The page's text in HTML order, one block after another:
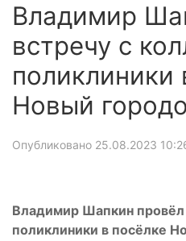
Владимир
встречу с
поликлиники
Новый
Опубликовано 25.08.2023
Владимир Шапкин провёл
поликлиники в посёлке